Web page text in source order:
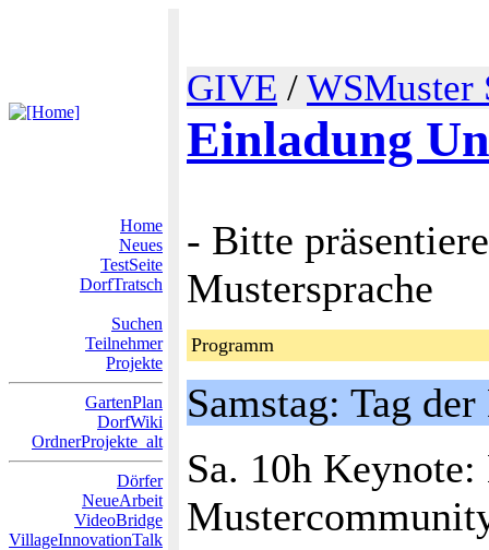
GIVE / WSMuster
Einladung
Home
Neues
TestSeite
DorfTratsch
Suchen
Teilnehmer
Projekte
GartenPlan
DorfWiki
OrdnerProjekte_alt
Dörfer
NeueArbeit
VideoBridge
VillageInnovationTalk
- Bitte
Mustersprache
Programm
Samstag: Tag
Sa. 10h